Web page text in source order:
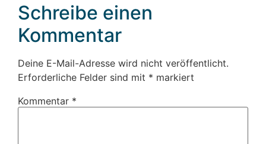
Schreibe einen
Kommentar
Deine E-Mail-Adresse wird nicht veröffentlicht.
Erforderliche Felder sind mit * markiert
Kommentar *